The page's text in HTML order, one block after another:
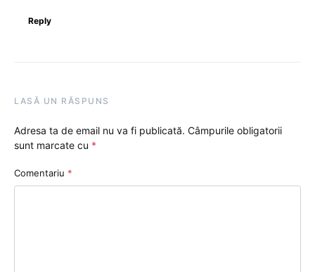
Reply
LASĂ UN RĂSPUNS
Adresa ta de email nu va fi publicată. Câmpurile obligatorii
sunt marcate cu *
Comentariu *